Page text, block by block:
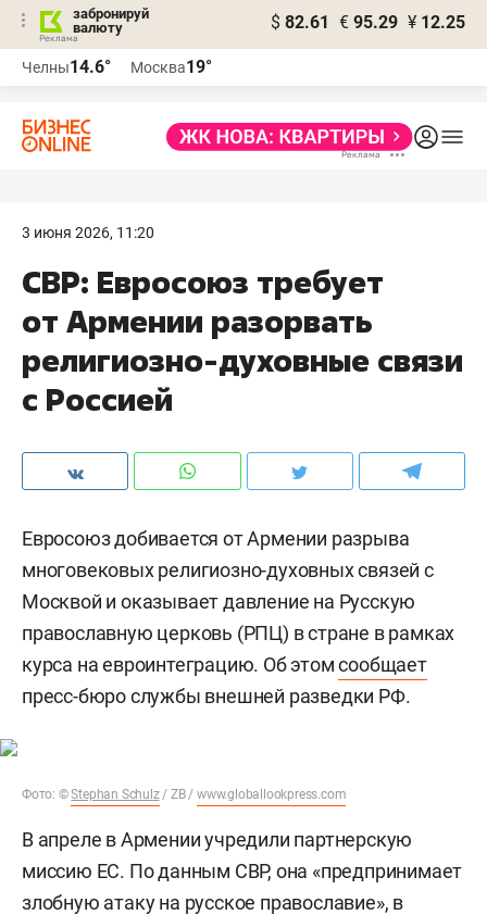
забронируй
валюту
$ 82.61 € 95.29 ¥ 12.25
Челны14.6° Москва19°
3 июня 2026, 11:20
СВР: Евросоюз требует
от Армении разорвать
религиозно-духовные связи
с Россией
Евросоюз добивается от Армении разрыва
многовековых религиозно-духовных связей с
Москвой и оказывает давление на Русскую
православную церковь (РПЦ) в стране в рамках
курса на евроинтеграцию. Об этомсообщает
пресс-бюро службы внешней разведки РФ.
Фото: ©Stephan Schulz/ ZB /www.globallookpress.com
В апреле в Армении учредили партнерскую
миссию ЕС. По данным СВР, она «предпринимает
злобную атаку на русское православие», в